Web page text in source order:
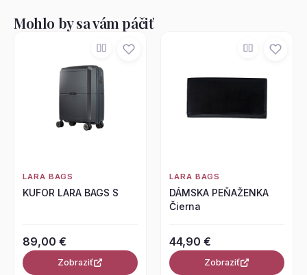
Mohlo by sa vám páčiť
LARA BAGS
KUFOR LARA BAGS S
89,00 €
Zobraziť
LARA BAGS
DÁMSKA PEŇAŽENKA
Čierna
44,90 €
Zobraziť